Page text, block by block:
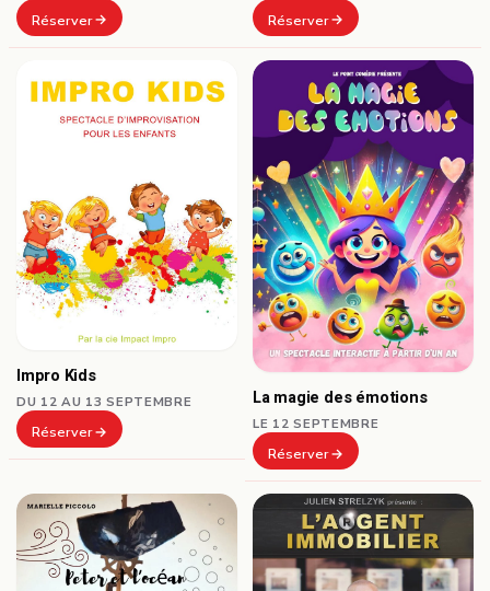
Réserver Réserver
Impro Kids
DU 12 AU 13 SEPTEMBRE
Réserver
La magie des émotions
LE 12 SEPTEMBRE
Réserver